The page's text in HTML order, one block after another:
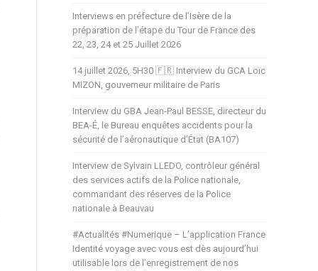
Interviews en préfecture de l’Isère de la
préparation de l’étape du Tour de France des
22, 23, 24 et 25 Juillet 2026
14 juillet 2026, 5H30 🇫🇷 Interview du GCA Loïc
MIZON, gouverneur militaire de Paris
Interview du GBA Jean-Paul BESSE, directeur du
BEA-É, le Bureau enquêtes accidents pour la
sécurité de l’aéronautique d’État (BA107)
Interview de Sylvain LLEDO, contrôleur général
des services actifs de la Police nationale,
commandant des réserves de la Police
nationale à Beauvau
#Actualités #Numerique – L’application France
Identité voyage avec vous est dès aujourd’hui
utilisable lors de l’enregistrement de nos